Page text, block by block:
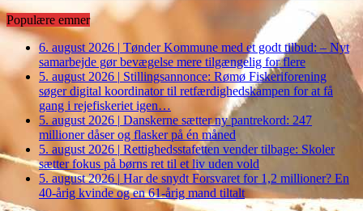
Populære emner
6. august 2026 | Tønder Kommune med et godt tilbud: – Nyt
samarbejde gør bevægelse mere tilgængelig for flere
5. august 2026 | Stillingsannonce: Rømø Fiskeriforening
søger digital koordinator til retfærdighedskampen for at få
gang i rejefiskeriet igen…
5. august 2026 | Danskerne sætter ny pantrekord: 247
millioner dåser og flasker på én måned
5. august 2026 | Rettighedsstafetten vender tilbage: Skoler
sætter fokus på børns ret til et liv uden vold
5. august 2026 | Har de snydt Forsvaret for 1,2 millioner? En
40-årig kvinde og en 61-årig mand tiltalt